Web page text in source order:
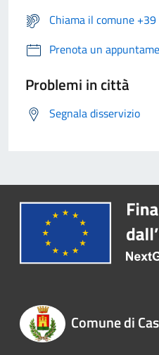
Chiama il comune
Prenota un
Problemi in città
Segnala disservizio
Comune di